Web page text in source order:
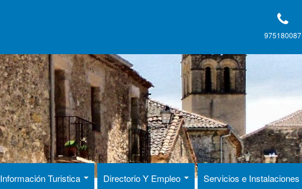
975180087
Información Turistica Directorio Y Empleo Servicios e Instalaciones